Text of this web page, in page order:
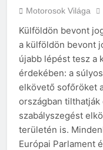
Motorosok Világa
Külföldön bevont
a külföldön bevont
újabb lépést tesz a
érdekében: a
elkövető sofőröket
országban
szabályszegést
területén is.
Európai Parlament